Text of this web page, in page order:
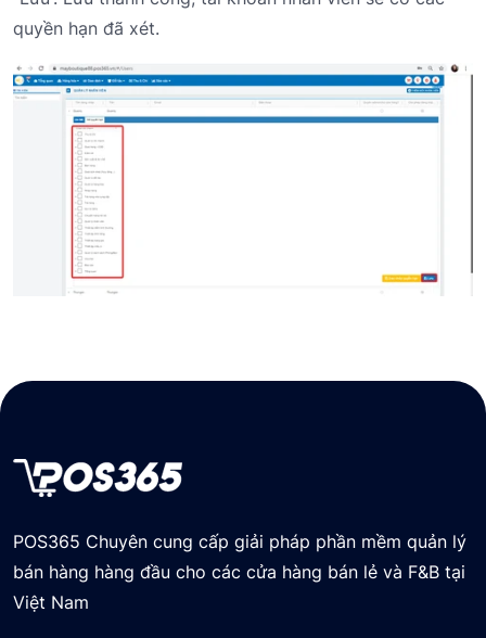
quyền hạn đã xét.
POS365 Chuyên cung cấp giải pháp phần mềm quản lý
bán hàng hàng đầu cho các cửa hàng bán lẻ và F&B tại
Việt Nam